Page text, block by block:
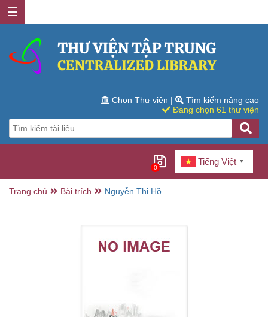
☰
Chọn Thư viện |
Tìm kiếm nâng cao
Đang chọn 61 thư viện
0
Tiếng Việt ▼
Trang chủ Bài trích
Nguyễn Thị Hồng
Lâm